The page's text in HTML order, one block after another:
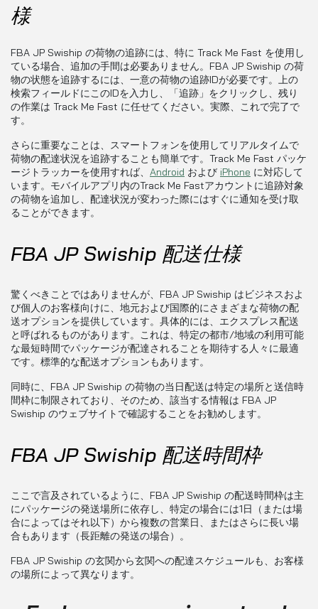
様
FBA JP Swiship の荷物の追跡には、特に Track Me Fast を使用し
ている場合、追加の手間は必要ありません。FBA JP Swiship の荷
物の状態を追跡するには、一意の荷物の追跡IDが必要です。上の
検索フィールドにこのIDを入力し、「追跡」をクリックし、残り
の作業は Track Me Fast に任せてください。実際、これで完了で
す。
さらに重要なことは、スマートフォンを使用してリアルタイムで
荷物の配達状況を追跡することも簡単です。Track Me Fast パッケ
ージトラッカーを使用すれば、 Android および iPhone に対応して
います。モバイルアプリ内のTrack Me Fastアカウントに追跡対象
の荷物を追加し、配達状況が変わった際にはすぐに通知を受け取
ることができます。
FBA JP Swiship 配送仕様
驚くべきことではありませんが、FBA JP Swiship はビジネスおよ
び個人のお客様向けに、地元および国際的にさまざまな荷物の配
送オプションを提供しています。具体的には、エクスプレス配送
と呼ばれるものがあります。これは、特定の都市/地域の利用可能
な最短時間でパッケージが配達されることを期待する人々に最適
です。標準的な配送オプションもあります。
同時に、FBA JP Swiship の荷物の当日配送は特定の場所と送信時
間枠に制限されており、そのため、該当する情報は FBA JP
Swiship のウェブサイトで確認することをお勧めします。
FBA JP Swiship 配送時間枠
ここで言及されているように、FBA JP Swiship の配送時間枠は主
にパッケージの発送場所に依存し、特定の場合には1日（または場
合によってはそれ以下）から複数の営業日、またはさらに長い場
合もあります（長距離の発送の場合）。
FBA JP Swiship の玄関から玄関への配達スケジュールも、お客様
の場所によって異なります。